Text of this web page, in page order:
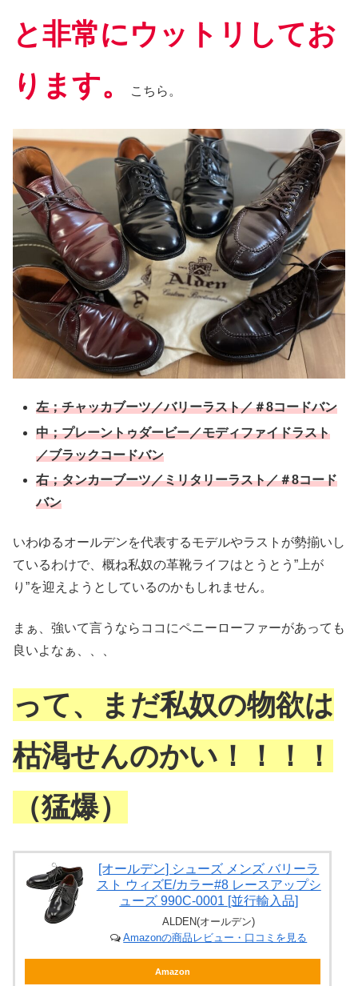
と非常にウットリしてお
ります。
こちら。
左；チャッカブーツ／バリーラスト／＃8コードバン
中；プレーントゥダービー／モディファイドラスト
／ブラックコードバン
右；タンカーブーツ／ミリタリーラスト／＃8コード
バン
いわゆるオールデンを代表するモデルやラストが勢揃いし
ているわけで、概ね私奴の革靴ライフはとうとう”上が
り”を迎えようとしているのかもしれません。
まぁ、強いて言うならココにペニーローファーがあっても
良いよなぁ、、、
って、まだ私奴の物欲は
枯渇せんのかい！！！！
（猛爆）
[オールデン] シューズ メンズ バリーラ
スト ウィズE/カラー#8 レースアップシ
ューズ 990C-0001 [並行輸入品]
ALDEN(オールデン)
Amazonの商品レビュー・口コミを見る
Amazon